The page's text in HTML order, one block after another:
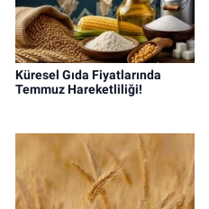
Küresel Gıda Fiyatlarında
Temmuz Hareketliliği!